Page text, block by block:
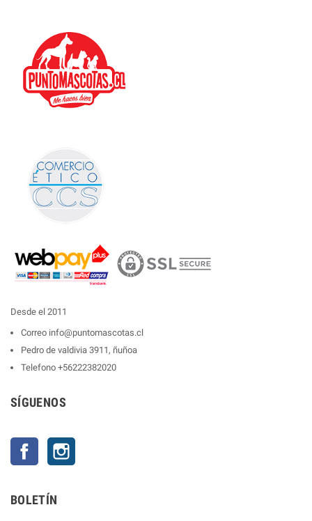
Desde el 2011
Correo info@puntomascotas.cl
Pedro de valdivia 3911, ñuñoa
Telefono +56222382020
SÍGUENOS
Facebook
BOLETÍN